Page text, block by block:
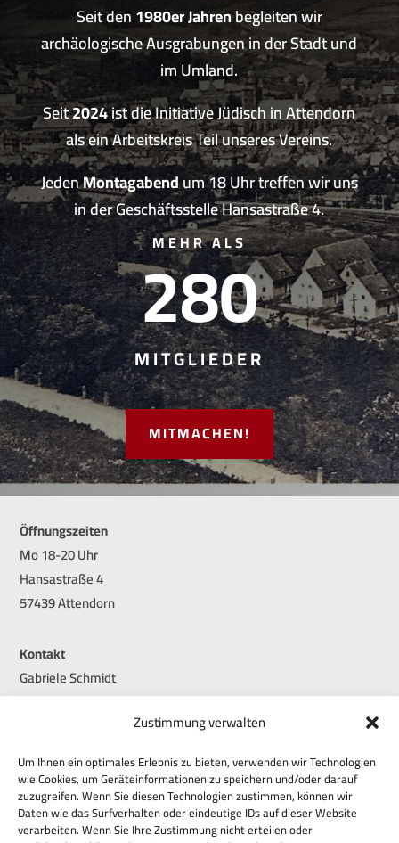
Zustimmung verwalten
Um Ihnen ein optimales Erlebnis zu bieten, verwenden wir Technologien
wie Cookies, um Geräteinformationen zu speichern und/oder darauf
zuzugreifen. Wenn Sie diesen Technologien zustimmen, können wir
Daten wie das Surfverhalten oder eindeutige IDs auf dieser Website
verarbeiten. Wenn Sie Ihre Zustimmung nicht erteilen oder
Seit den1980er Jahrenbegleiten wir
archäologische Ausgrabungen in der Stadt und
im Umland.
Seit2024ist die Initiative Jüdisch in Attendorn
als ein Arbeitskreis Teil unseres Vereins.
JedenMontagabendum 18 Uhr treffen wir uns
in der Geschäftsstelle Hansastraße 4.
MEHR ALS
280
MITGLIEDER
MITMACHEN!
Öffnungszeiten
Mo 18-20 Uhr
Hansastraße 4
57439 Attendorn
Kontakt
Gabriele Schmidt
02722-634165
info@heimatverein-attendorn.de
Bankverbindung
Sparkasse ALK
DE314625163000000148